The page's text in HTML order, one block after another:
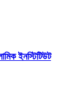
ইনস্টিটিউট